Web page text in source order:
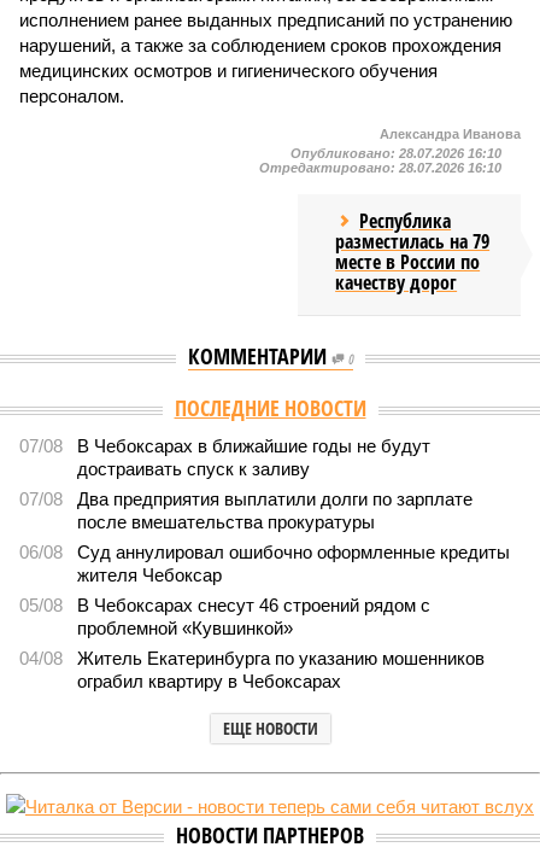
исполнением ранее выданных предписаний по устранению
нарушений, а также за соблюдением сроков прохождения
медицинских осмотров и гигиенического обучения
персоналом.
Александра Иванова
Опубликовано: 28.07.2026 16:10
Отредактировано: 28.07.2026 16:10
Республика
разместилась на 79
месте в России по
качеству дорог
КОММЕНТАРИИ 0
ПОСЛЕДНИЕ НОВОСТИ
07/08
В Чебоксарах в ближайшие годы не будут
достраивать спуск к заливу
07/08
Два предприятия выплатили долги по зарплате
после вмешательства прокуратуры
06/08
Суд аннулировал ошибочно оформленные кредиты
жителя Чебоксар
05/08
В Чебоксарах снесут 46 строений рядом с
проблемной «Кувшинкой»
04/08
Житель Екатеринбурга по указанию мошенников
ограбил квартиру в Чебоксарах
ЕЩЕ НОВОСТИ
НОВОСТИ ПАРТНЕРОВ